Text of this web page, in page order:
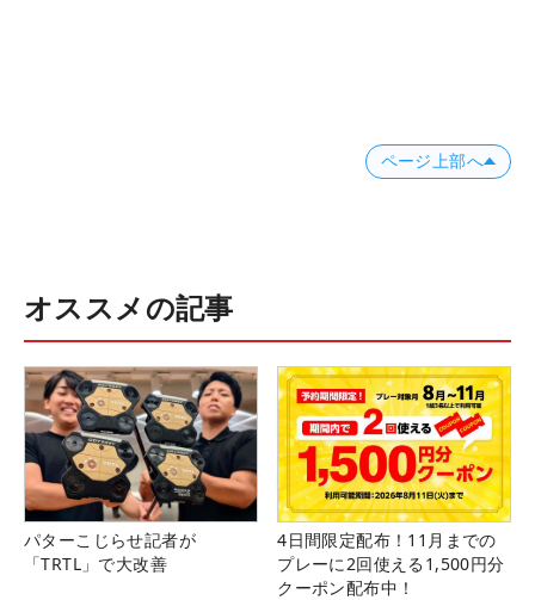
ページ上部へ
オススメの記事
パターこじらせ記者が
「TRTL」で大改善
4日間限定配布！11月までの
プレーに2回使える1,500円分
クーポン配布中！